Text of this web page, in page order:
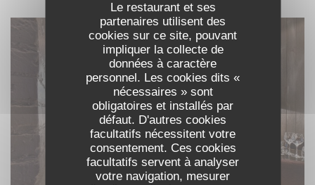
Le restaurant et ses
partenaires utilisent des
cookies sur ce site, pouvant
impliquer la collecte de
données à caractère
personnel. Les cookies dits «
nécessaires » sont
obligatoires et installés par
défaut. D'autres cookies
facultatifs nécessitent votre
consentement. Ces cookies
facultatifs servent à analyser
votre navigation, mesurer